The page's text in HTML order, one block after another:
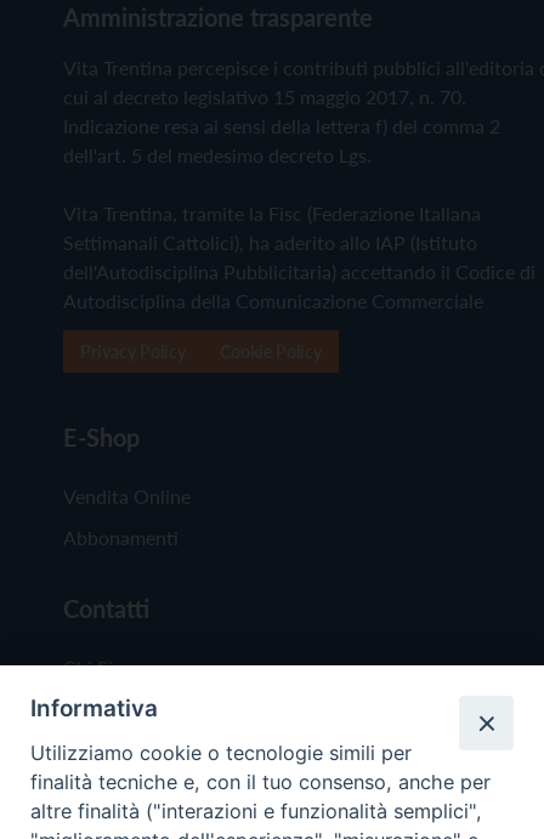
Amministrazione trasparente
Vita Trentina percepisce i contributi pubblici all'editoria
cui al decreto legislativo 15 maggio 2017, n. 70.
Indicazione resa ai sensi della lettera f) del comma 2
dell'art. 5 del medesimo decreto Lgs.
Vita Trentina, tramite la Fisc (Federazione Italiana
Settimanali Cattolici), ha aderito allo IAP (Istituto
dell'Autodisciplina Pubblicitaria) accettando il Codice di
Autodisciplina della Comunicazione Commerciale
E-Shop
Vendita Online
Abbonamenti
Contatti
Chi Siamo
Redazione
Scrivici
Informativa
Utilizziamo cookie o tecnologie simili per
finalità tecniche e, con il tuo consenso, anche per
altre finalità ("interazioni e funzionalità semplici",